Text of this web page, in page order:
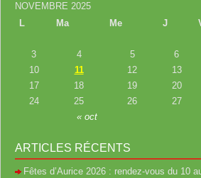
NOVEMBRE 2025
L
Ma Me J
« oct
3
4 5 6
10
11 12 13
17
18 19 20
24
25 26 27
ARTICLES RÉCENTS
Fêtes d’Aurice 2026 : rendez-vous du 10